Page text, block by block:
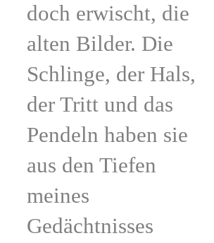
doch erwischt, die
alten Bilder. Die
Schlinge, der Hals,
der Tritt und das
Pendeln haben sie
aus den Tiefen
meines
Gedächtnisses